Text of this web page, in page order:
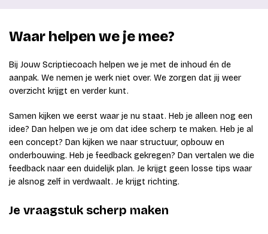
Waar helpen we je mee?
Bij Jouw Scriptiecoach helpen we je met de inhoud én de
aanpak. We nemen je werk niet over. We zorgen dat jij weer
overzicht krijgt en verder kunt.
Samen kijken we eerst waar je nu staat. Heb je alleen nog een
idee? Dan helpen we je om dat idee scherp te maken. Heb je al
een concept? Dan kijken we naar structuur, opbouw en
onderbouwing. Heb je feedback gekregen? Dan vertalen we die
feedback naar een duidelijk plan. Je krijgt geen losse tips waar
je alsnog zelf in verdwaalt. Je krijgt richting.
Je vraagstuk scherp maken